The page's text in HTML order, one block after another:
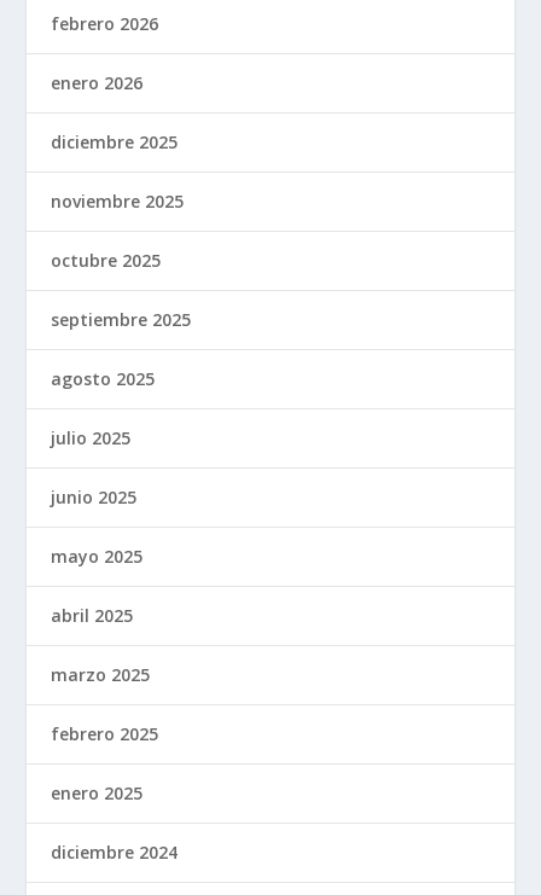
febrero 2026
enero 2026
diciembre 2025
noviembre 2025
octubre 2025
septiembre 2025
agosto 2025
julio 2025
junio 2025
mayo 2025
abril 2025
marzo 2025
febrero 2025
enero 2025
diciembre 2024